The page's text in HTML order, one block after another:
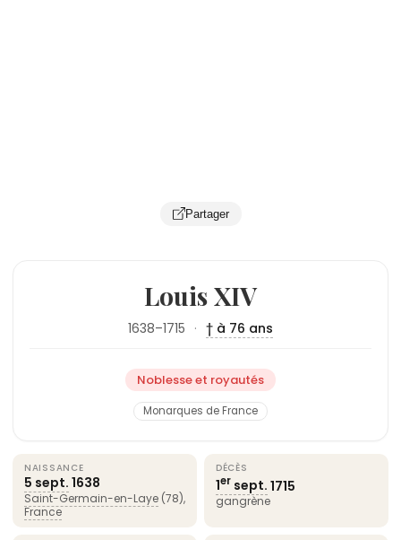
Partager
Louis XIV
1638–1715 · † à 76 ans
Noblesse et royautés
Monarques de France
NAISSANCE
5 sept. 1638
Saint-Germain-en-Laye (78),
France
DÉCÈS
1er sept. 1715
gangrène